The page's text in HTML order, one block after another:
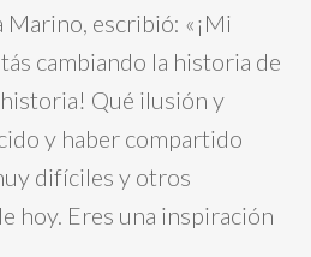
escribió: «¡Mi
cambiando la historia de
Qué ilusión y
y haber compartido
difíciles y otros
hoy. Eres una inspiración